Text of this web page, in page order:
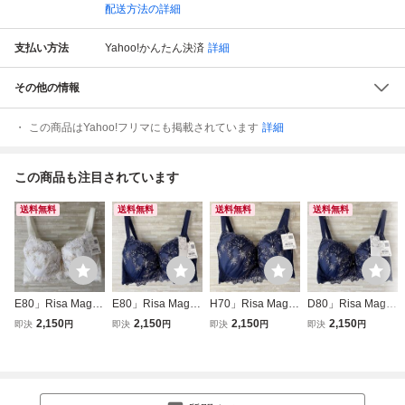
配送方法の詳細
支払い方法 Yahoo!かんたん決済 詳細
その他の情報
この商品はYahoo!フリマにも掲載されています 詳細
この商品も注目されています
送料無料
E80」Risa Magli
リサマリ「S Mak
即決 2,150円
送料無料
E80」Risa Magli
リサマリ「S Mak
即決 2,150円
送料無料
H70」Risa Magli
リサマリ「S Mak
即決 2,150円
送料無料
D80」Risa Magli
リサマリ「S Mak
即決 2,150円